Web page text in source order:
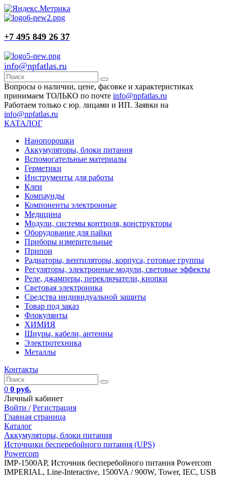
+7 495 849 26 37
info@npfatlas.ru
Вопросы о наличии, цене, фасовке и характеристиках
принимаем ТОЛЬКО по почте info@npfatlas.ru
Работаем только с юр. лицами и ИП. Заявки на
info@npfatlas.ru
КАТАЛОГ
Нанопорошки
Аккумуляторы, блоки питания
Вспомогательные материалы
Герметики
Инструменты для работы
Клеи
Компаунды
Компоненты электронные
Медицина
Модули, системы контроля, конструкторы
Оборудование для пайки
Приборы измерительные
Припои
Радиаторы, вентиляторы, корпуса, готовые группы
Регуляторы, электронные модули, световые эффекты
Реле, джамперы, переключатели, кнопки
Световая электроника
Средства индивидуальной защиты
Товар под заказ
Флокулянты
ХИМИЯ
Шнуры, кабели, антенны
Электротехника
Металлы
Контакты
0 0 руб.
Личный кабинет
Войти / Регистрация
Главная страница
Каталог
Аккумуляторы, блоки питания
Источники бесперебойного питания (UPS)
Powercom
IMP-1500AP, Источник бесперебойного питания Powercom
IMPERIAL, Line-Interactive, 1500VA / 900W, Tower, IEC, USB